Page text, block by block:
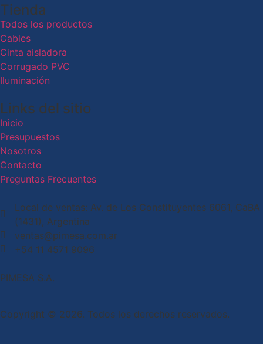
Tienda
Todos los productos
Cables
Cinta aisladora
Corrugado PVC
Iluminación
Links del sitio
Inicio
Presupuestos
Nosotros
Contacto
Preguntas Frecuentes
Local de ventas: Av. de Los Constituyentes 6061, CaBA
(1431), Argentina
ventas@pimesa.com.ar
+54 11 4571 9096
PIMESA S.A.
Copyright © 2026. Todos los derechos reservados.